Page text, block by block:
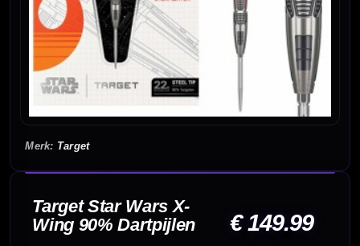
Target
Target Star Wars X-
Wing 90% Dartpijlen
€ 149.99